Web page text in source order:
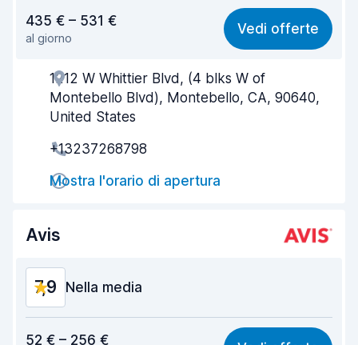
7,7
Facile da trovare 8,2
Gentilezza degli agenti
Rapidità del ritiro
Rapidità della riconsegna
Pulizia del veicolo
435 € – 531 €
al giorno
Vedi offerte
1212 W Whittier Blvd, (4 blks W of
Montebello Blvd), Montebello, CA, 90640,
United States
+13237268798
Mostra l'orario di apertura
Avis
7,9 Nella media
7,7
52 € – 256 €